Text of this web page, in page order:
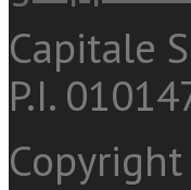
Capitale
P.I.